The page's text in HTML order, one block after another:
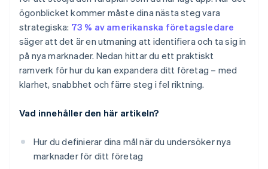
ögonblicket kommer måste dina nästa steg vara
strategiska: 73 % av amerikanska företagsledare
säger att det är en utmaning att identifiera och ta sig in
på nya marknader. Nedan hittar du ett praktiskt
ramverk för hur du kan expandera ditt företag – med
klarhet, snabbhet och färre steg i fel riktning.
Vad innehåller den här artikeln?
Hur du definierar dina mål när du undersöker nya
marknader för ditt företag